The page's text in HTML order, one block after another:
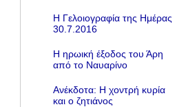
Η Γελοιογραφία της Ημέρας
30.7.2016
Η ηρωική έξοδος του Άρη
από το Ναυαρίνο
Ανέκδοτα: Η χοντρή κυρία
και ο ζητιάνος